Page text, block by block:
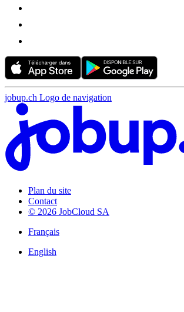
jobup.ch Logo de navigation
Plan du site
Contact
© 2026 JobCloud SA
Français
English